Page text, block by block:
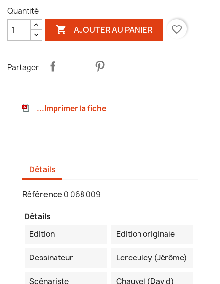
Quantité
 AJOUTER AU PANIER favorite_border
Partager
...Imprimer la fiche
Détails
Référence 0 068 009
Détails
Edition
Edition originale
Dessinateur Lereculey (Jérôme)
Scénariste Chauvel (David)